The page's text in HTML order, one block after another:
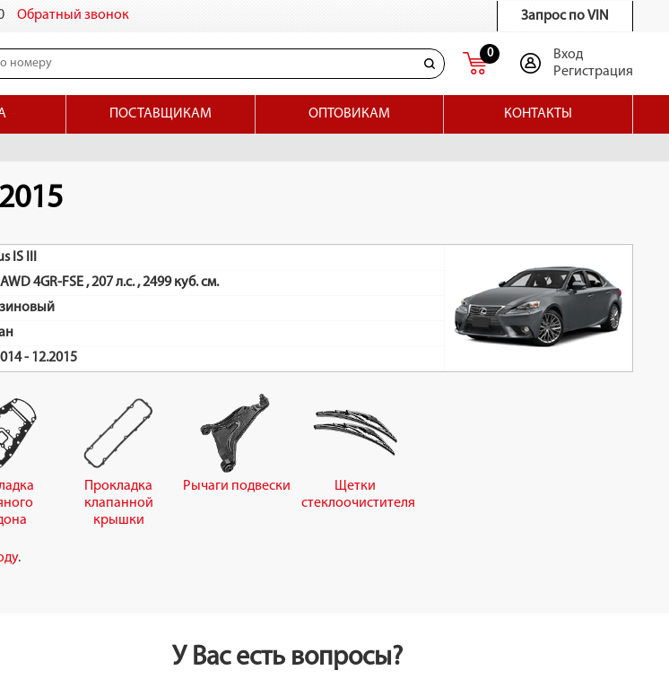
Обратный звонок Запрос по VIN
0
Вход
Регистрация
ПОСТАВЩИКАМ ОПТОВИКАМ КОНТАКТЫ
IS III
4GR-FSE , 207 л.с. , 2499 куб. см.
- 12.2015
Прокладка
клапанной
крышки
Рычаги подвески
Щетки
стеклоочистителя
.
У Вас есть вопросы?